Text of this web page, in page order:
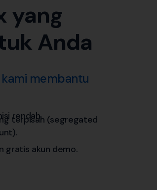
yang
Anda
kami membantu
rendah.
terpisah (segregated
gratis akun demo.